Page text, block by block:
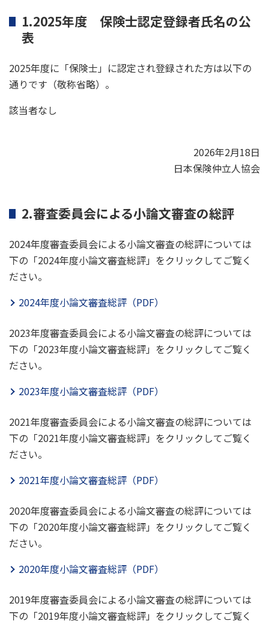
1.2025年度 保険士認定登録者氏名の公
表
2025年度に「保険士」に認定され登録された方は以下の
通りです（敬称省略）。
該当者なし
2026年2月18日
日本保険仲立人協会
2.審査委員会による小論文審査の総評
2024年度審査委員会による小論文審査の総評については
下の「2024年度小論文審査総評」をクリックしてご覧く
ださい。
2024年度小論文審査総評（PDF）
2023年度審査委員会による小論文審査の総評については
下の「2023年度小論文審査総評」をクリックしてご覧く
ださい。
2023年度小論文審査総評（PDF）
2021年度審査委員会による小論文審査の総評については
下の「2021年度小論文審査総評」をクリックしてご覧く
ださい。
2021年度小論文審査総評（PDF）
2020年度審査委員会による小論文審査の総評については
下の「2020年度小論文審査総評」をクリックしてご覧く
ださい。
2020年度小論文審査総評（PDF）
2019年度審査委員会による小論文審査の総評については
下の「2019年度小論文審査総評」をクリックしてご覧く